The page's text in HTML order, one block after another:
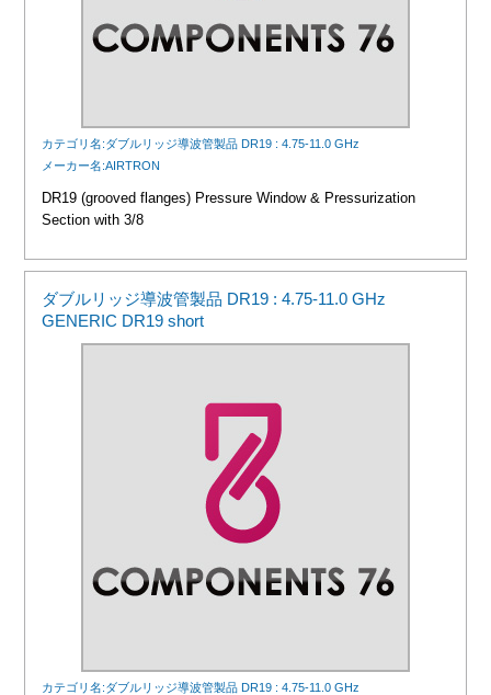
カテゴリ名:ダブルリッジ導波管製品 DR19 : 4.75-11.0 GHz
メーカー名:AIRTRON
DR19 (grooved flanges) Pressure Window & Pressurization
Section with 3/8
ダブルリッジ導波管製品 DR19 : 4.75-11.0 GHz
GENERIC DR19 short
カテゴリ名:ダブルリッジ導波管製品 DR19 : 4.75-11.0 GHz